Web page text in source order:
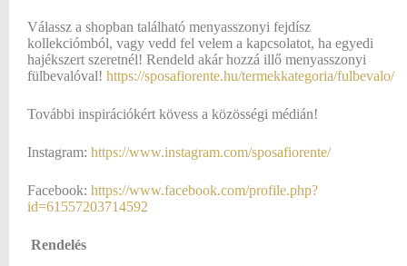
Válassz a shopban található menyasszonyi fejdísz
kollekciómból, vagy vedd fel velem a kapcsolatot, ha egyedi
hajékszert szeretnél! Rendeld akár hozzá illő menyasszonyi
fülbevalóval! https://sposafiorente.hu/termekkategoria/fulbevalo/
További inspirációkért kövess a közösségi médián!
Instagram: https://www.instagram.com/sposafiorente/
Facebook: https://www.facebook.com/profile.php?
id=61557203714592
Rendelés